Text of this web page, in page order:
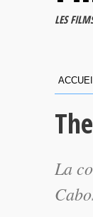
LES
La